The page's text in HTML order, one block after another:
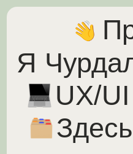
мои
Здесь
UX/UI
Я